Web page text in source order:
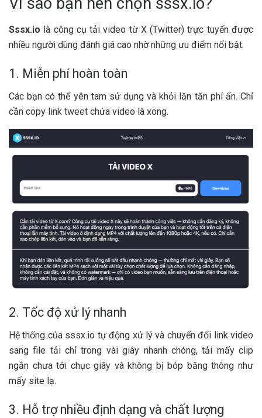
Sssx.io là công cụ tải video từ X (Twitter) trực tuyến được
nhiều người dùng đánh giá cao nhờ những ưu điểm nổi bật:
1. Miễn phí hoàn toàn
Các bạn có thể yên tam sử dụng và khỏi lăn tăn phí ẩn. Chỉ
cần copy link tweet chứa video là xong.
2. Tốc độ xử lý nhanh
Hệ thống của sssx.io tự động xử lý và chuyển đổi link video
sang file tải chỉ trong vài giây nhanh chóng, tải mấy clip
ngắn chưa tới chục giây và không bị bóp băng thông như
mấy site lạ.
3. Hỗ trợ nhiều định dạng và chất lượng